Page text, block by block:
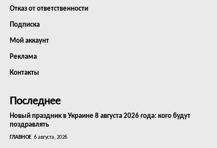
Отказ от ответственности
Подписка
Мой аккаунт
Реклама
Контакты
Последнее
Новый праздник в Украине 8 августа 2026 года: кого будут
поздравлять
ГЛАВНОЕ 6 августа, 2026